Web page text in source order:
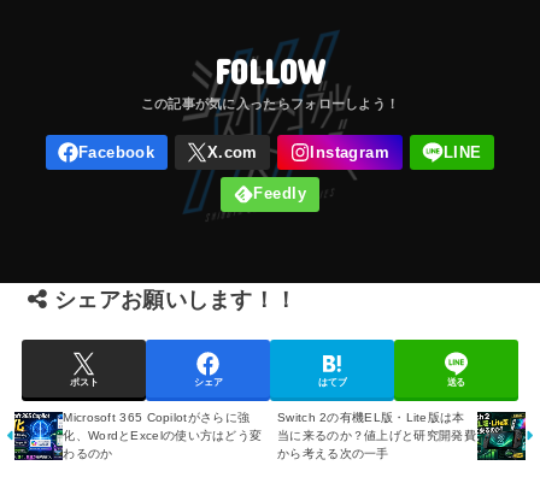
FOLLOW
シェアお願いします！！
ポスト シェア はてブ 送る
Switch 2の有機EL版・Lite版は本
当に来るのか？値上げと研究開発費
から考える次の一手
Microsoft 365 Copilotがさらに強
化、WordとExcelの使い方はどう変
わるのか